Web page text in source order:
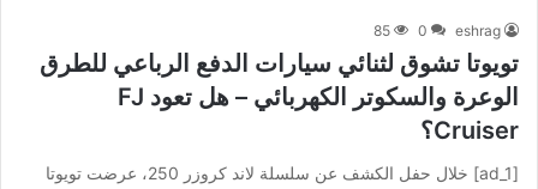
eshrag
0
85
تويوتا تشوق لثنائي سيارات الدفع الرباعي للطرق
الوعرة والسكوتر الكهربائي – هل تعود FJ
Cruiser؟
[ad_1] خلال حفل الكشف عن سلسلة لاند كروزر 250، عرضت تويوتا